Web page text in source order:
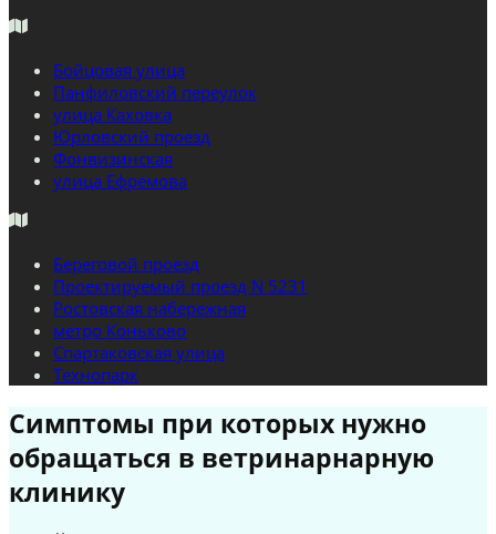
Бойцовая улица
Панфиловский переулок
улица Каховка
Юрловский проезд
Фонвизинская
улица Ефремова
Береговой проезд
Проектируемый проезд N 5231
Ростовская набережная
метро Коньково
Спартаковская улица
Технопарк
Симптомы при которых нужно
обращаться в ветринарнарную
клинику